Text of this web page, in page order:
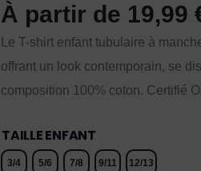
À partir de 19,99
Le T-shirt enfant tubulaire à
offrant un look contemporain, se
composition 100% coton. Certifié
TAILLE ENFANT
3/4 5/6 7/8 9/11 12/13